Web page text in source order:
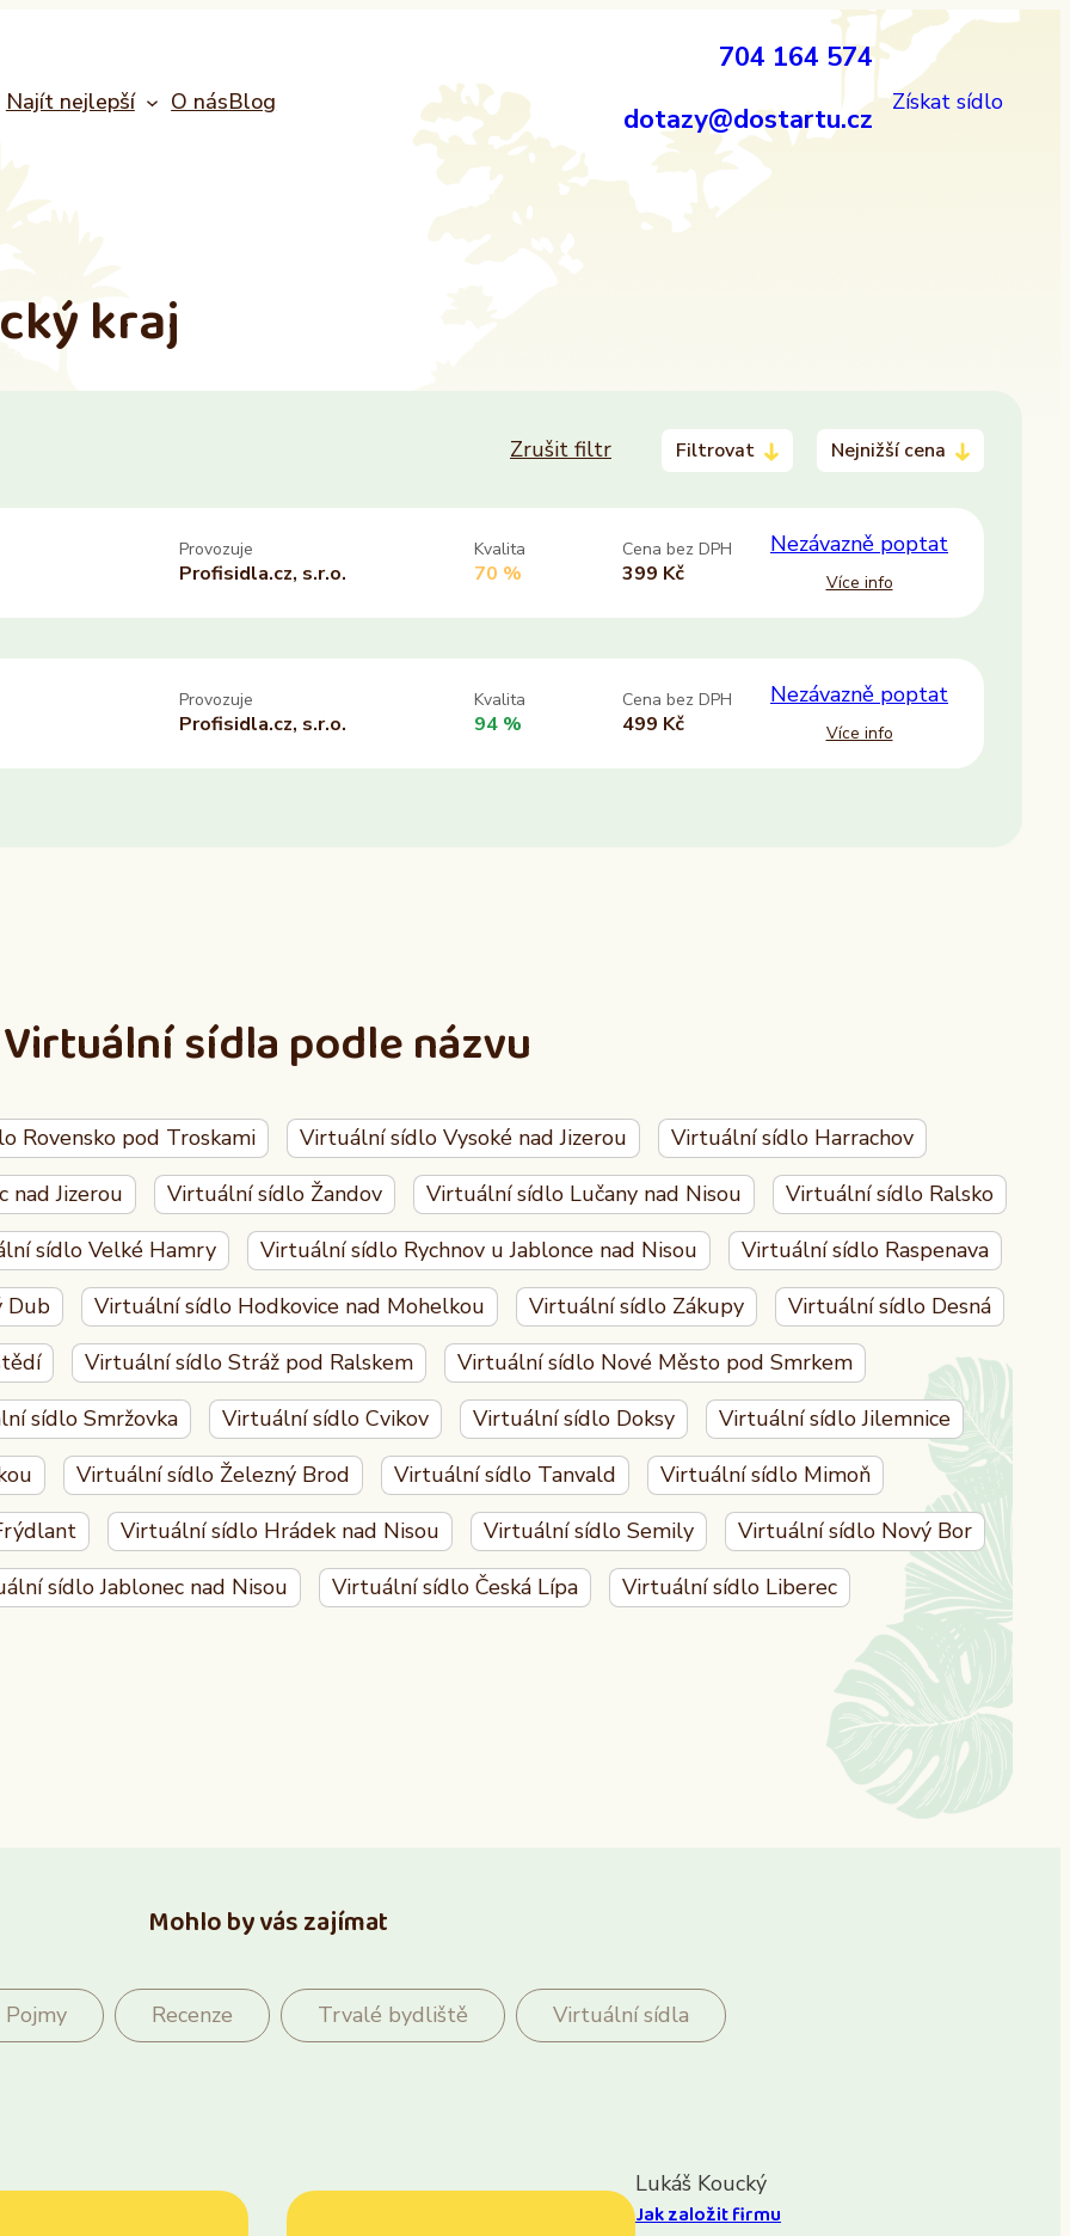
Najít nejlepší O násBlog
704 164 574
dotazy@dostartu.cz
Získat sídlo
kraj
Zrušit filtr Filtrovat
Nejnižší cena
Ne
COMEFLEX CONSULTING s.r.o.
Provozuje
Profisidla.cz, s.r.o.
Kvalita
70 %
Cena bez DPH
399 Kč
Nezávazně poptat
Více info
Provozuje
Profisidla.cz, s.r.o.
Kvalita
94 %
Cena bez DPH
499 Kč
Nezávazně poptat
Více info
Virtuální sídla podle názvu
Rovensko pod Troskami Virtuální sídlo Vysoké nad Jizerou
Virtuální sídlo Harrachov
nad Jizerou Virtuální sídlo Žandov Virtuální sídlo Lučany nad Nisou
Virtuální sídlo Ralsko
sídlo Velké Hamry Virtuální sídlo Rychnov u Jablonce nad Nisou
Virtuální sídlo Raspenava
Dub Virtuální sídlo Hodkovice nad Mohelkou Virtuální sídlo Zákupy
Virtuální sídlo Desná
Virtuální sídlo Stráž pod Ralskem
Virtuální sídlo Nové Město pod Smrkem
sídlo Smržovka Virtuální sídlo Cvikov Virtuální sídlo Doksy
Virtuální sídlo Jilemnice
Virtuální sídlo Železný Brod Virtuální sídlo Tanvald
Virtuální sídlo Mimoň
Virtuální sídlo Hrádek nad Nisou Virtuální sídlo Semily
Virtuální sídlo Nový Bor
sídlo Jablonec nad Nisou Virtuální sídlo Česká Lípa Virtuální sídlo Liberec
Mohlo by vás zajímat
Pojmy Recenze Trvalé bydliště Virtuální sídla
Lukáš Koucký
Jak založit firmu